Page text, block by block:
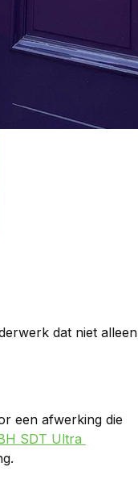
dat niet alleen
een afwerking die
SDT Ultra